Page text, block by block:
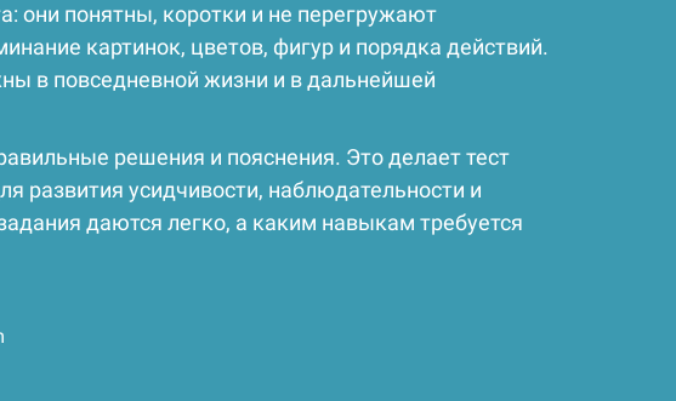
они понятны, коротки и не перегружают
картинок, цветов, фигур и порядка действий.
в повседневной жизни и в дальнейшей
решения и пояснения. Это делает тест
развития усидчивости, наблюдательности и
даются легко, а каким навыкам требуется